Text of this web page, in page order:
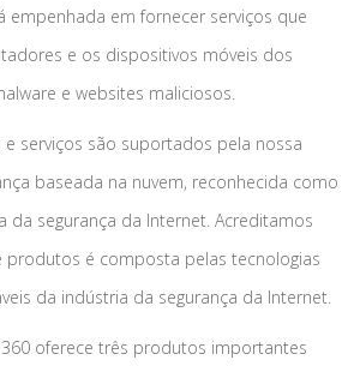
empenhada em fornecer serviços que
e os dispositivos móveis dos
e websites maliciosos.
serviços são suportados pela nossa
baseada na nuvem, reconhecida como
da segurança da Internet. Acreditamos
produtos é composta pelas tecnologias
da indústria da segurança da Internet.
oferece três produtos importantes